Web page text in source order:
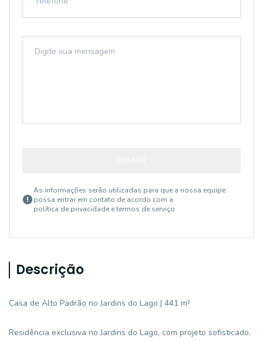
As informações serão utilizadas para que a nossa equipe
possa entrar em contato de acordo com a
política de privacidade e termos de serviço
Descrição
Casa de Alto Padrão no Jardins do Lago | 441 m²
Residência exclusiva no Jardins do Lago, com projeto sofisticado,